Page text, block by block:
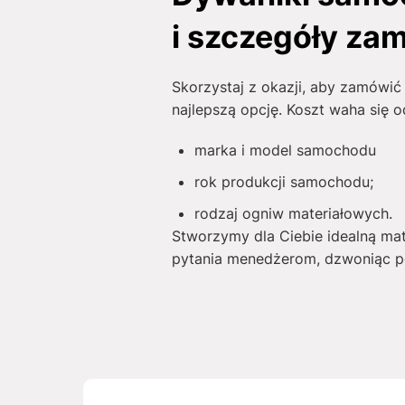
i szczegóły
Skorzystaj z okazji, aby
najlepszą opcję. Koszt waha się
marka i model samochodu
rok produkcji samochodu;
rodzaj ogniw materiałowych.
Stworzymy dla Ciebie idealną
pytania menedżerom, dzwoniąc